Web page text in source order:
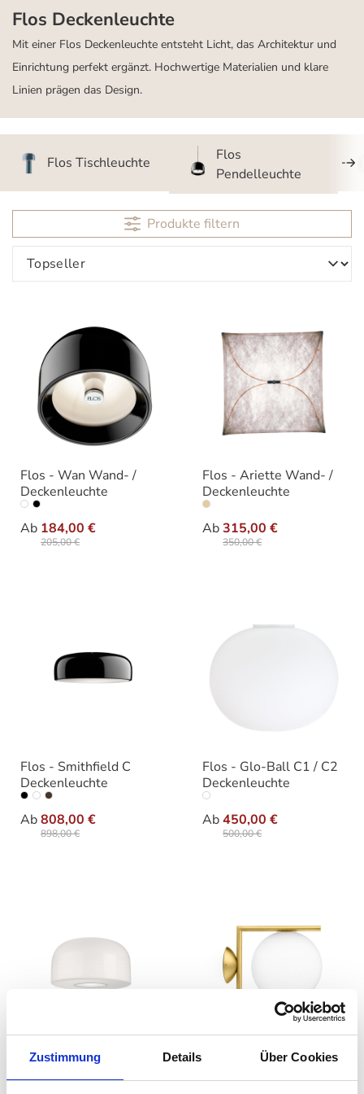
Zustimmung Details Über Cookies
Flos Deckenleuchte
Mit einer Flos Deckenleuchte entsteht Licht, das Architektur und
Einrichtung perfekt ergänzt. Hochwertige Materialien und klare
Linien prägen das Design.
Flos Tischleuchte
Flos
Pendelleuchte
Produkte filtern
Flos - Wan Wand- /
Deckenleuchte
Ab 184,00 €
205,00 €
Ausführung
Flos - Ariette Wand- /
Deckenleuchte
Ab315,00 €
350,00 €
Ausführung
Flos - Smithfield C
Deckenleuchte
Ab808,00 €
898,00 €
Varianten
Flos - Glo-Ball C1 / C2
Deckenleuchte
Ab450,00 €
500,00 €
Ausführung
Flos - Bellhop Glass C2
Flos - IC C/W